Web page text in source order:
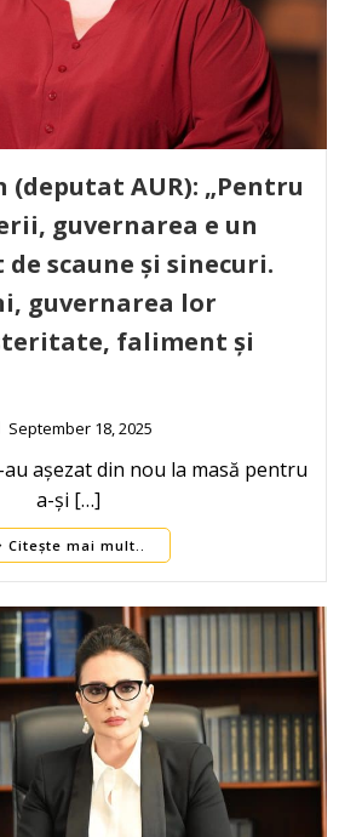
(deputat AUR): „Pentru
guvernarea e un
scaune și sinecuri.
guvernarea lor
faliment și
September 18, 2025
așezat din nou la masă pentru
a-și […]
Citește mai mult..